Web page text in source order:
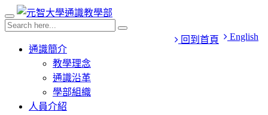
English
回到首頁
通識簡介
教學理念
通識沿革
學部組織
人員介紹